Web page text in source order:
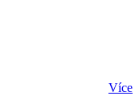
Více